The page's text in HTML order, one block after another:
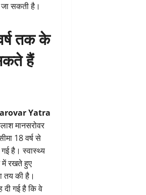
जा सकती है।
तक के
हैं
Yatra
मानसरोवर
18 वर्ष से
गई है। स्वास्थ्य
में रखते हुए
तय की है।
गई है कि वे